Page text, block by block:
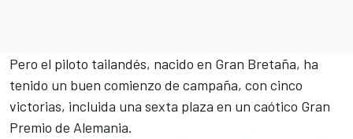
Pero el piloto tailandés, nacido en Gran Bretaña, ha
tenido un buen comienzo de campaña, con cinco
victorias, incluida una sexta plaza en un caótico Gran
Premio de Alemania.